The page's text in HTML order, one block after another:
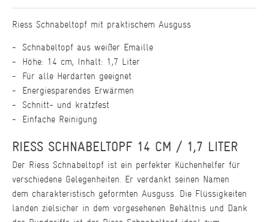
Riess Schnabeltopf mit praktischem Ausguss
Schnabeltopf aus weißer Emaille
Höhe: 14 cm, Inhalt: 1,7 Liter
Für alle Herdarten geeignet
Energiesparendes Erwärmen
Schnitt- und kratzfest
Einfache Reinigung
RIESS SCHNABELTOPF 14 CM / 1,7 LITER
Der Riess Schnabeltopf ist ein perfekter Küchenhelfer für
verschiedene Gelegenheiten. Er verdankt seinen Namen
dem charakteristisch geformten Ausguss. Die Flüssigkeiten
landen zielsicher in dem vorgesehenen Behältnis und Dank